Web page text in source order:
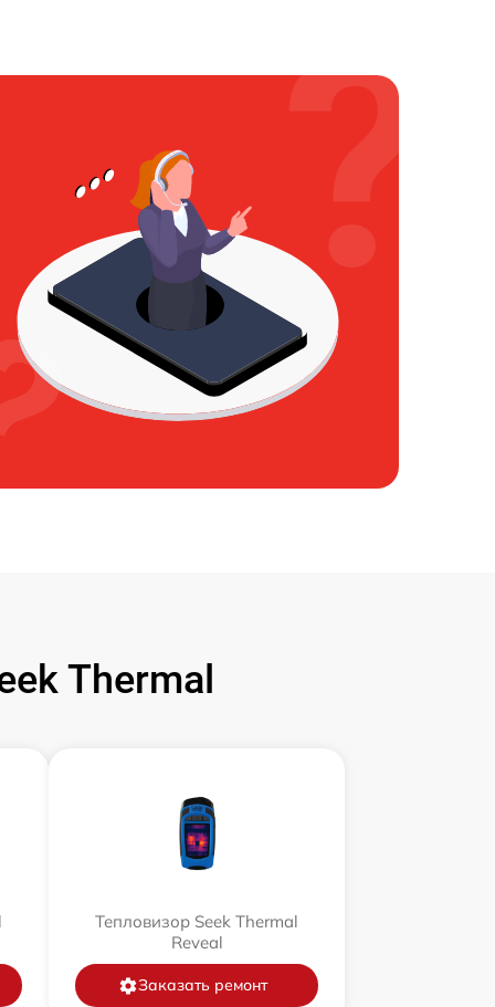
Thermal
Тепловизор Seek Thermal
Reveal
Заказать ремонт